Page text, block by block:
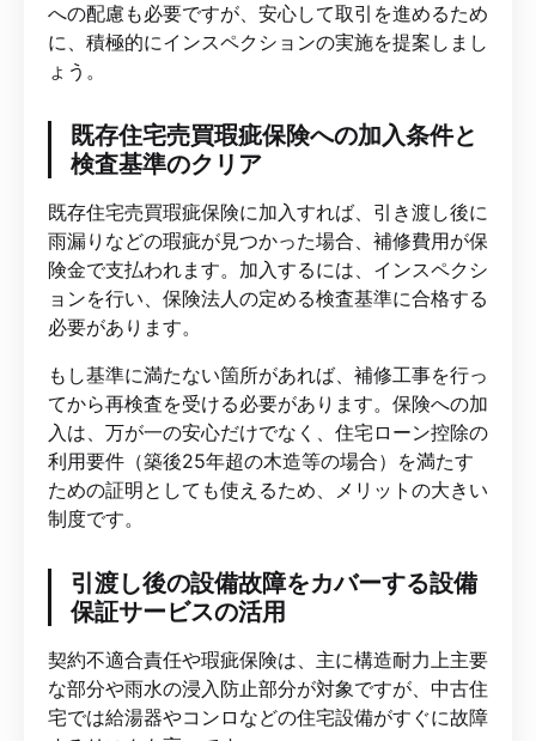
への配慮も必要ですが、安心して取引を進めるため
に、積極的にインスペクションの実施を提案しまし
ょう。
既存住宅売買瑕疵保険への加入条件と
検査基準のクリア
既存住宅売買瑕疵保険に加入すれば、引き渡し後に
雨漏りなどの瑕疵が見つかった場合、補修費用が保
険金で支払われます。加入するには、インスペクシ
ョンを行い、保険法人の定める検査基準に合格する
必要があります。
もし基準に満たない箇所があれば、補修工事を行っ
てから再検査を受ける必要があります。保険への加
入は、万が一の安心だけでなく、住宅ローン控除の
利用要件（築後25年超の木造等の場合）を満たす
ための証明としても使えるため、メリットの大きい
制度です。
引渡し後の設備故障をカバーする設備
保証サービスの活用
契約不適合責任や瑕疵保険は、主に構造耐力上主要
な部分や雨水の浸入防止部分が対象ですが、中古住
宅では給湯器やコンロなどの住宅設備がすぐに故障